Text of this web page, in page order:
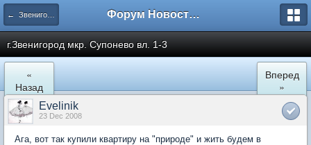
← Звенигород Форум Новостройки
г.Звенигород мкр. Супонево вл. 1-3
«
Назад
Вперед
»
Evelinik
23 Dec 2008
Ага, вот так купили квартиру на "природе" и жить будем в